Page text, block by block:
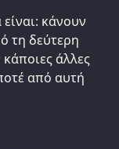
κάνουν
τη δεύτερη
άλλες
από αυτή